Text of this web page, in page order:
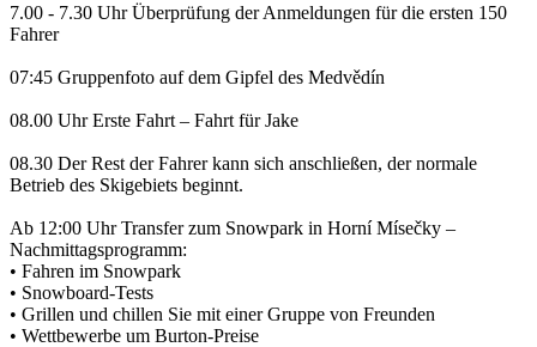
7.00 - 7.30 Uhr Überprüfung der Anmeldungen für die ersten 150
Fahrer
07:45 Gruppenfoto auf dem Gipfel des Medvědín
08.00 Uhr Erste Fahrt – Fahrt für Jake
08.30 Der Rest der Fahrer kann sich anschließen, der normale
Betrieb des Skigebiets beginnt.
Ab 12:00 Uhr Transfer zum Snowpark in Horní Mísečky –
Nachmittagsprogramm:
• Fahren im Snowpark
• Snowboard-Tests
• Grillen und chillen Sie mit einer Gruppe von Freunden
• Wettbewerbe um Burton-Preise